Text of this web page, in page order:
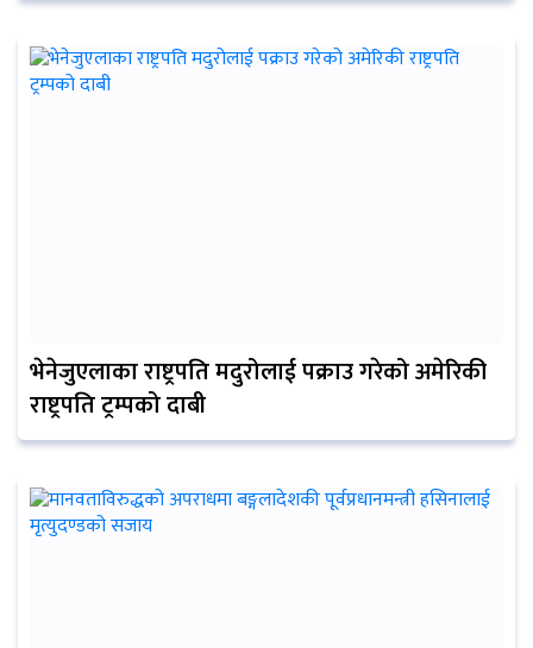
भेनेजुएलाका राष्ट्रपति मदुरोलाई पक्राउ गरेको अमेरिकी
राष्ट्रपति ट्रम्पको दाबी